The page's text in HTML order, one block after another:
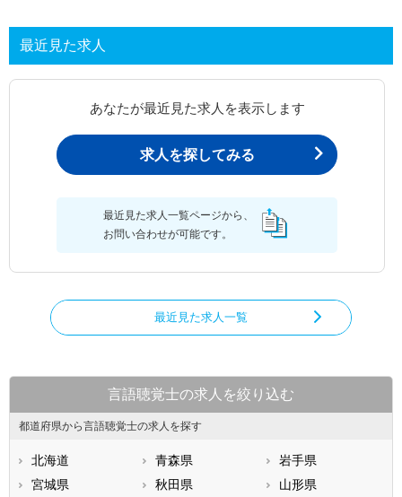
最近見た求人
あなたが最近見た求人を表示します
求人を探してみる
最近見た求人一覧ページから、
お問い合わせが可能です。
最近見た求人一覧
言語聴覚士の求人を絞り込む
都道府県から言語聴覚士の求人を探す
北海道 青森県
岩手県
宮城県
秋田県
山形県